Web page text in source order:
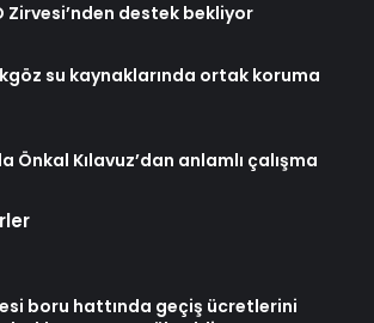
Zirvesi’nden destek bekliyor
su kaynaklarında ortak koruma
Önkal Kılavuz’dan anlamlı çalışma
boru hattında geçiş ücretlerini